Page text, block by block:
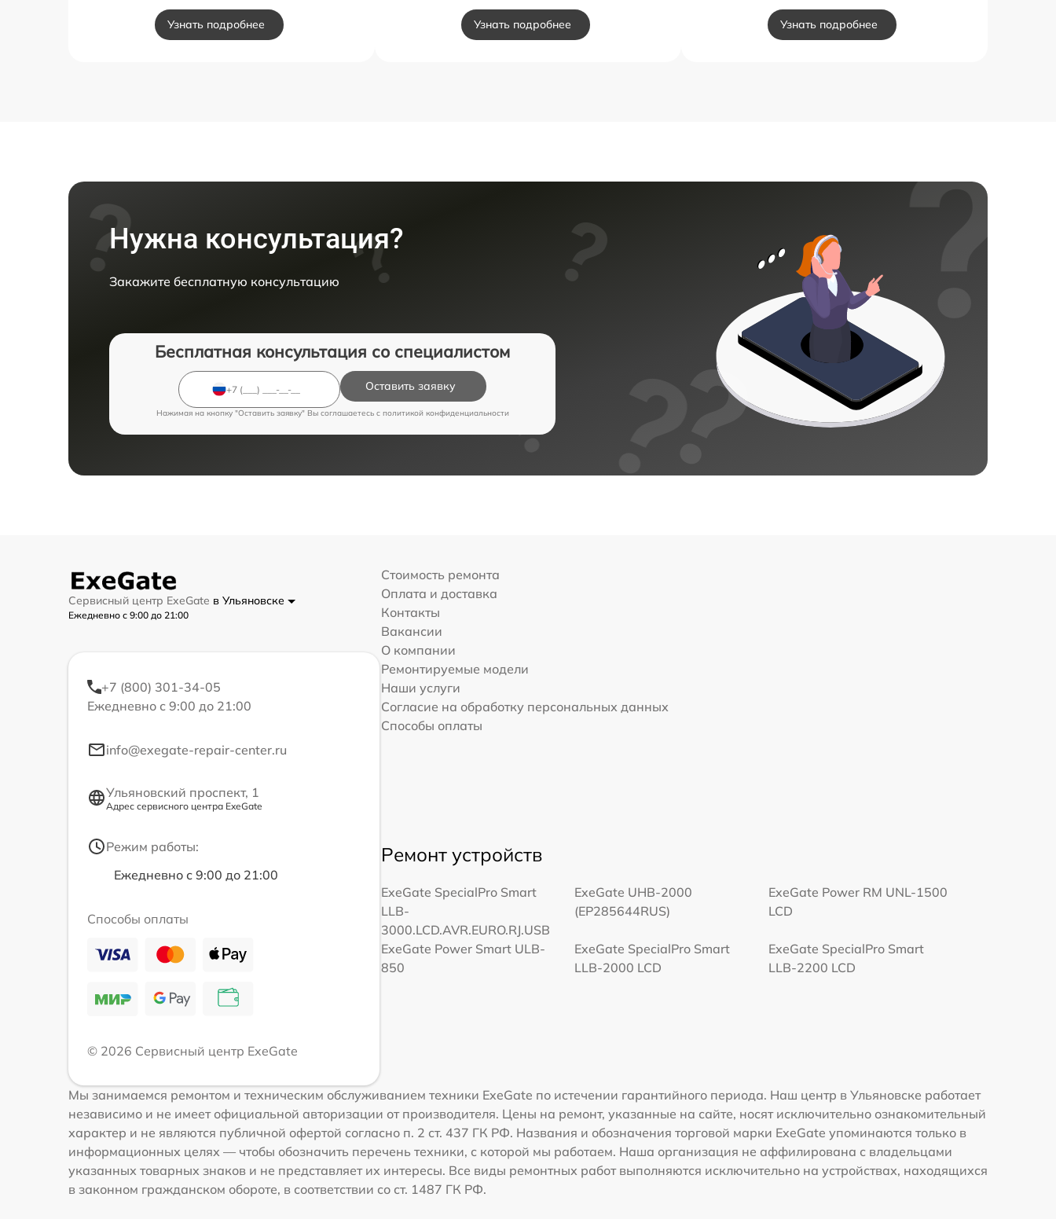
Узнать подробнее Узнать подробнее Узнать подробнее
Нужна консультация?
Закажите бесплатную консультацию
Бесплатная консультация со специалистом
Оставить заявку
Нажимая на кнопку "Оставить заявку" Вы соглашаетесь c политикой конфиденциальности
Сервисный центр ExeGate в Ульяновске
Ежедневно с 9:00 до 21:00
+7 (800) 301-34-05
Ежедневно с 9:00 до 21:00
info@exegate-repair-center.ru
Ульяновский проспект, 1
Адрес сервисного центра ExeGate
Режим работы:
Ежедневно с 9:00 до 21:00
Способы оплаты
© 2026 Сервисный центр ExeGate
Стоимость ремонта
Оплата и доставка
Контакты
Вакансии
О компании
Ремонтируемые модели
Наши услуги
Согласие на обработку персональных данных
Способы оплаты
Ремонт устройств
ExeGate SpecialPro Smart
LLB-
3000.LCD.AVR.EURO.RJ.USB
ExeGate UHB-2000
(EP285644RUS)
ExeGate Power RM UNL-1500
LCD
ExeGate Power Smart ULB-
850
ExeGate SpecialPro Smart
LLB-2000 LCD
ExeGate SpecialPro Smart
LLB-2200 LCD
Мы занимаемся ремонтом и техническим обслуживанием техники ExeGate по истечении гарантийного периода. Наш центр в Ульяновске работает
независимо и не имеет официальной авторизации от производителя. Цены на ремонт, указанные на сайте, носят исключительно ознакомительный
характер и не являются публичной офертой согласно п. 2 ст. 437 ГК РФ. Названия и обозначения торговой марки ExeGate упоминаются только в
информационных целях — чтобы обозначить перечень техники, с которой мы работаем. Наша организация не аффилирована с владельцами
указанных товарных знаков и не представляет их интересы. Все виды ремонтных работ выполняются исключительно на устройствах, находящихся
в законном гражданском обороте, в соответствии со ст. 1487 ГК РФ.